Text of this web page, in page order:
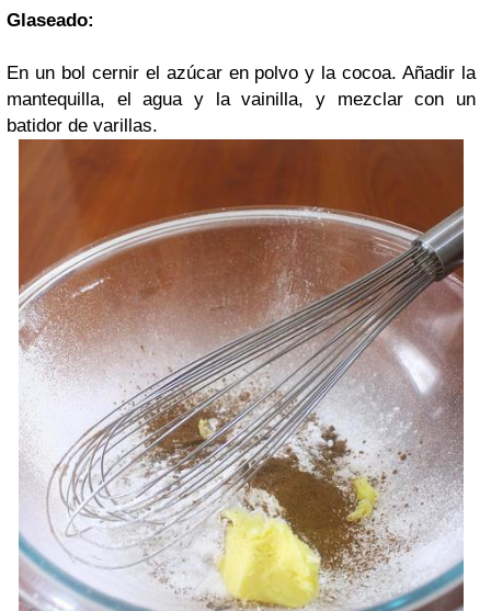
Glaseado:
En un bol cernir el azúcar en polvo y la cocoa. Añadir la
mantequilla, el agua y la vainilla, y mezclar con un
batidor de varillas.